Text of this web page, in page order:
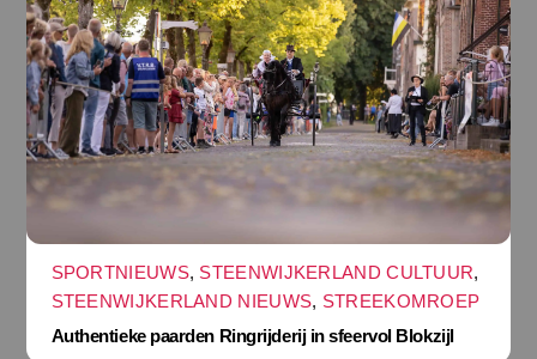
SPORTNIEUWS, STEENWIJKERLAND CULTUUR,
STEENWIJKERLAND NIEUWS, STREEKOMROEP
Authentieke paarden Ringrijderij in sfeervol Blokzijl